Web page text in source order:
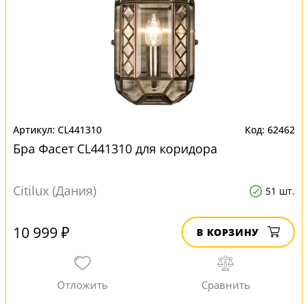
CL441310 62462
Бра Фасет CL441310 для коридора
Citilux (Дания) 51 шт.
10 999 ₽ В КОРЗИНУ